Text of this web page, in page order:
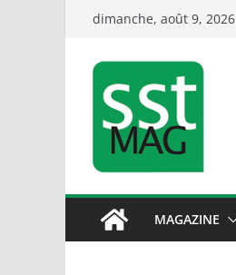
Passer
contenu
dimanche, août 9, 2026
MAGAZINE